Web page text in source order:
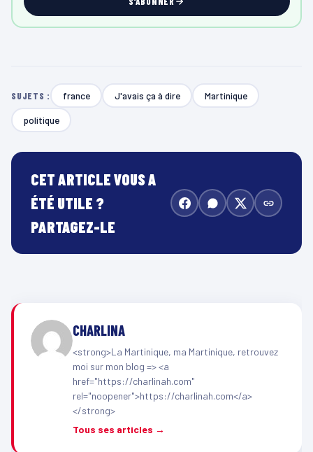
SUJETS : france J'avais ça à dire Martinique
politique
CET ARTICLE VOUS A
ÉTÉ UTILE ?
PARTAGEZ-LE
CHARLINA
<strong>La Martinique, ma Martinique, retrouvez
moi sur mon blog => <a
href="https://charlinah.com"
rel="noopener">https://charlinah.com</a>
</strong>
Tous ses articles →